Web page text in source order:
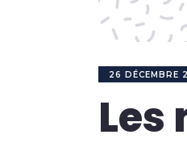
26 DÉCEMBRE